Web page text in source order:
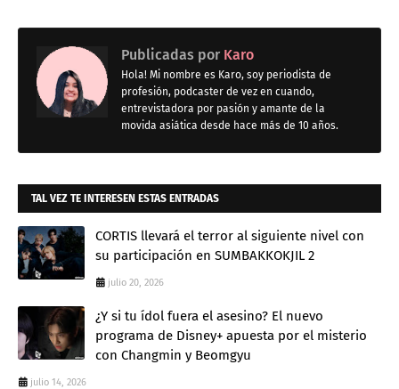
Publicadas por Karo
Hola! Mi nombre es Karo, soy periodista de
profesión, podcaster de vez en cuando,
entrevistadora por pasión y amante de la
movida asiática desde hace más de 10 años.
TAL VEZ TE INTERESEN ESTAS ENTRADAS
CORTIS llevará el terror al siguiente nivel con
su participación en SUMBAKKOKJIL 2
julio 20, 2026
¿Y si tu ídol fuera el asesino? El nuevo
programa de Disney+ apuesta por el misterio
con Changmin y Beomgyu
julio 14, 2026